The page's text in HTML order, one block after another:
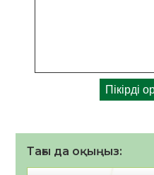
Тағы да оқыңыз: